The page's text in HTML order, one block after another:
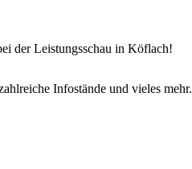
der Leistungsschau in Köflach!
Infostände und vieles mehr.